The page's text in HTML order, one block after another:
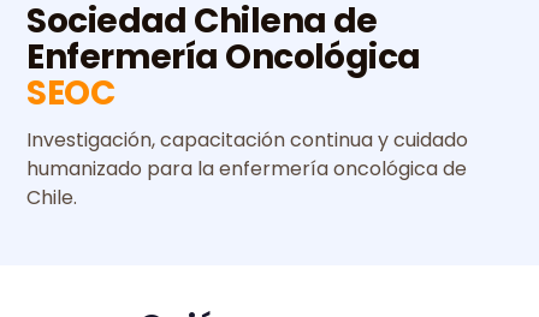
Sociedad Chilena de
Enfermería Oncológica
SEOC
Investigación, capacitación continua y cuidado
humanizado para la enfermería oncológica de
Chile.